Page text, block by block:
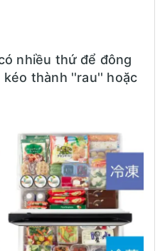
nhiều thứ để đông
kéo thành ''rau'' hoặc